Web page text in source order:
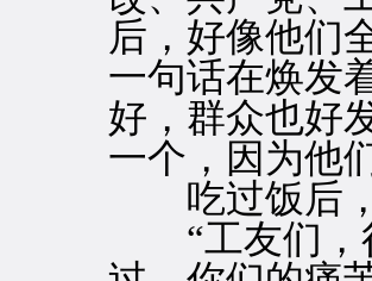
后，好像他们
一句话在焕发
好，群众也好
一个，因为他
吃过饭后，
“工友们，